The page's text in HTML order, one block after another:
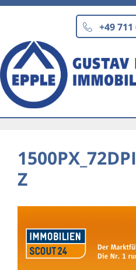
Zum
+49 711
Z